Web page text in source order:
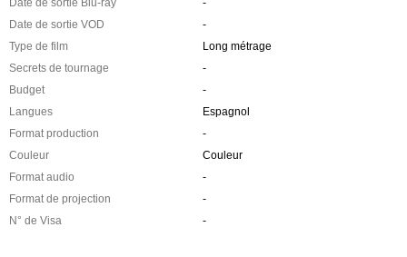
Date de sortie Blu-ray
-
Date de sortie VOD
-
Type de film
Long métrage
Secrets de tournage
-
Budget
-
Langues
Espagnol
Format production
-
Couleur
Couleur
Format audio
-
Format de projection
-
N° de Visa
-